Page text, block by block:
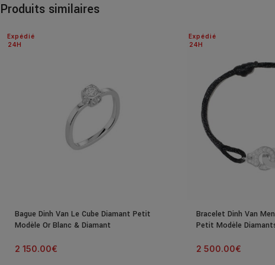
Produits similaires
24H
Expédié
Bague Dinh Van Le Cube Diamant Petit
Modèle Or Blanc & Diamant
2 150.00€
24H
Expédié
Bracelet Dinh Van
Petit Modèle
2 500.00€